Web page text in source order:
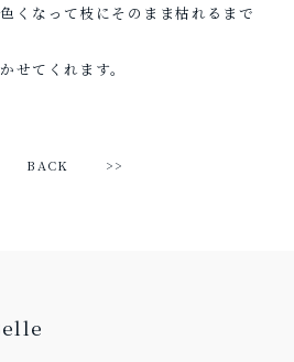
くなって枝にそのまま枯れるまで
てくれます。
BACK >>